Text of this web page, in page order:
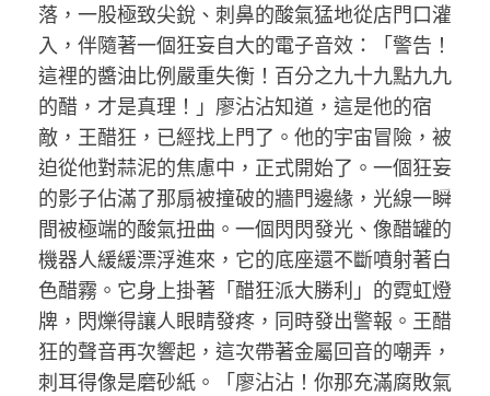
落，一股極致尖銳、刺鼻的酸氣猛地從店門口灌
入，伴隨著一個狂妄自大的電子音效：「警告！
這裡的醬油比例嚴重失衡！百分之九十九點九九
的醋，才是真理！」廖沾沾知道，這是他的宿
敵，王醋狂，已經找上門了。他的宇宙冒險，被
迫從他對蒜泥的焦慮中，正式開始了。一個狂妄
的影子佔滿了那扇被撞破的牆門邊緣，光線一瞬
間被極端的酸氣扭曲。一個閃閃發光、像醋罐的
機器人緩緩漂浮進來，它的底座還不斷噴射著白
色醋霧。它身上掛著「醋狂派大勝利」的霓虹燈
牌，閃爍得讓人眼睛發疼，同時發出警報。王醋
狂的聲音再次響起，這次帶著金屬回音的嘲弄，
刺耳得像是磨砂紙。「廖沾沾！你那充滿腐敗氣